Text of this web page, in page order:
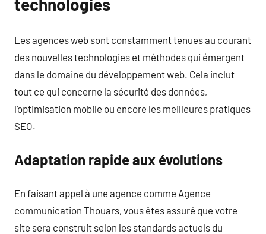
technologies
Les agences web sont constamment tenues au courant
des nouvelles technologies et méthodes qui émergent
dans le domaine du développement web. Cela inclut
tout ce qui concerne la sécurité des données,
l’optimisation mobile ou encore les meilleures pratiques
SEO.
Adaptation rapide aux évolutions
En faisant appel à une agence comme Agence
communication Thouars, vous êtes assuré que votre
site sera construit selon les standards actuels du